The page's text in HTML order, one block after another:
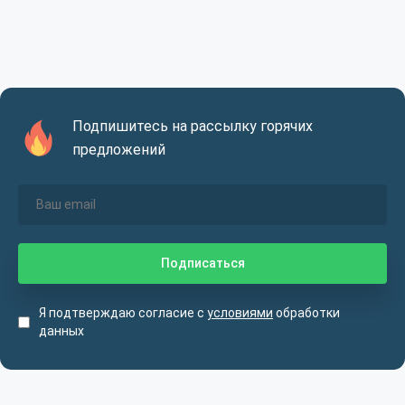
Подпишитесь на рассылку горячих
предложений
Я подтверждаю согласие с условиями обработки
данных